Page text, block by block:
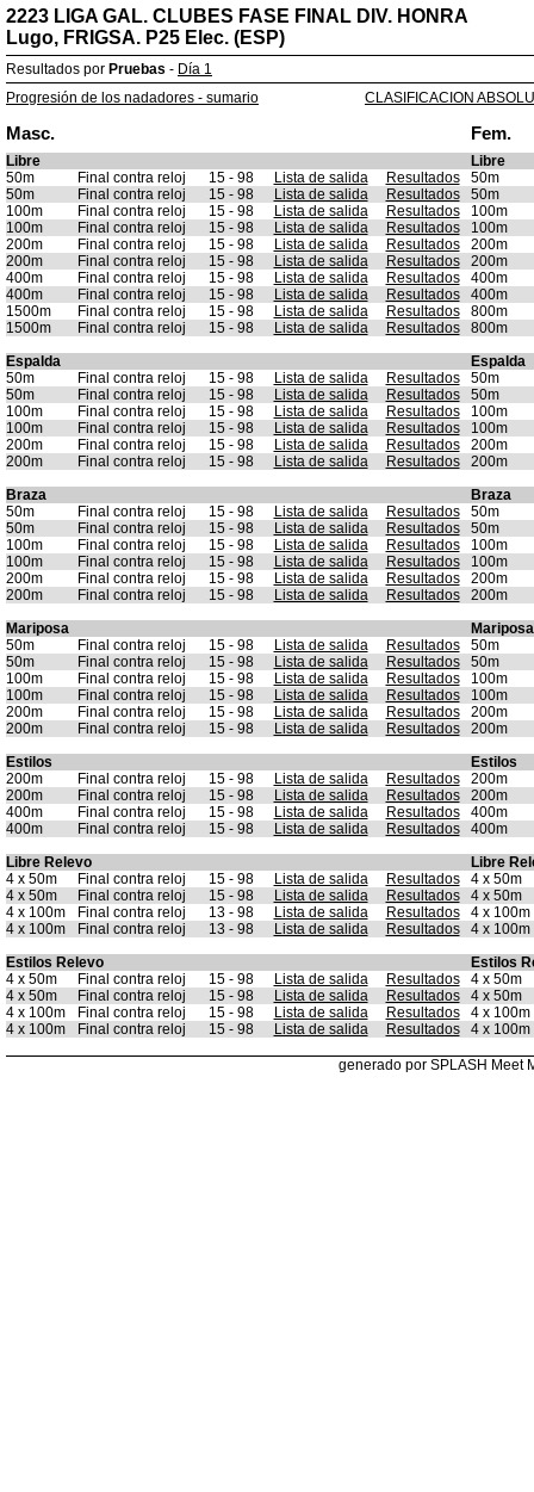
2223 LIGA GAL. CLUBES FASE FINAL DIV. HONRA
Lugo, FRIGSA. P25 Elec. (ESP)
Resultados por Pruebas - Día 1
Progresión de los nadadores - sumario
CLASIFICACION
Masc. Fem.
Libre
Libre
50m
Final contra reloj 15 - 98 Lista de salida Resultados
50m
50m
Final contra reloj 15 - 98 Lista de salida Resultados
50m
100m
Final contra reloj 15 - 98 Lista de salida Resultados
100m
100m
Final contra reloj 15 - 98 Lista de salida Resultados
100m
200m
Final contra reloj 15 - 98 Lista de salida Resultados
200m
200m
Final contra reloj 15 - 98 Lista de salida Resultados
200m
400m
Final contra reloj 15 - 98 Lista de salida Resultados
400m
400m
Final contra reloj 15 - 98 Lista de salida Resultados
400m
1500m
Final contra reloj 15 - 98 Lista de salida Resultados
800m
1500m
Final contra reloj 15 - 98 Lista de salida Resultados
800m
Espalda
Espalda
50m
Final contra reloj 15 - 98 Lista de salida Resultados
50m
50m
Final contra reloj 15 - 98 Lista de salida Resultados
50m
100m
Final contra reloj 15 - 98 Lista de salida Resultados
100m
100m
Final contra reloj 15 - 98 Lista de salida Resultados
100m
200m
Final contra reloj 15 - 98 Lista de salida Resultados
200m
200m
Final contra reloj 15 - 98 Lista de salida Resultados
200m
Braza
Braza
50m
Final contra reloj 15 - 98 Lista de salida Resultados
50m
50m
Final contra reloj 15 - 98 Lista de salida Resultados
50m
100m
Final contra reloj 15 - 98 Lista de salida Resultados
100m
100m
Final contra reloj 15 - 98 Lista de salida Resultados
100m
200m
Final contra reloj 15 - 98 Lista de salida Resultados
200m
200m
Final contra reloj 15 - 98 Lista de salida Resultados
200m
Mariposa
Mariposa
50m
Final contra reloj 15 - 98 Lista de salida Resultados
50m
50m
Final contra reloj 15 - 98 Lista de salida Resultados
50m
100m
Final contra reloj 15 - 98 Lista de salida Resultados
100m
100m
Final contra reloj 15 - 98 Lista de salida Resultados
100m
200m
Final contra reloj 15 - 98 Lista de salida Resultados
200m
200m
Final contra reloj 15 - 98 Lista de salida Resultados
200m
Estilos
Estilos
200m
Final contra reloj 15 - 98 Lista de salida Resultados
200m
200m
Final contra reloj 15 - 98 Lista de salida Resultados
200m
400m
Final contra reloj 15 - 98 Lista de salida Resultados
400m
400m
Final contra reloj 15 - 98 Lista de salida Resultados
400m
Libre Relevo
Libre
4 x 50m
Final contra reloj 15 - 98 Lista de salida Resultados
4 x 50m
4 x 50m
Final contra reloj 15 - 98 Lista de salida Resultados
4 x 50m
4 x 100m
Final contra reloj 13 - 98 Lista de salida Resultados
4 x 100m
4 x 100m
Final contra reloj 13 - 98 Lista de salida Resultados
4 x 100m
Estilos Relevo
Estilos
4 x 50m
Final contra reloj 15 - 98 Lista de salida Resultados
4 x 50m
4 x 50m
Final contra reloj 15 - 98 Lista de salida Resultados
4 x 50m
4 x 100m
Final contra reloj 15 - 98 Lista de salida Resultados
4 x 100m
4 x 100m
Final contra reloj 15 - 98 Lista de salida Resultados 4 x 100m
generado por SPLASH Meet